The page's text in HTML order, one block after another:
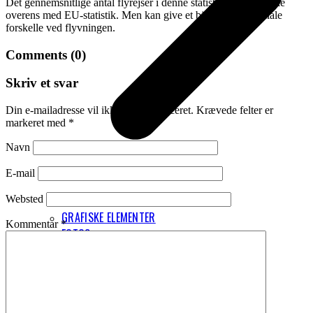
GRAFISKE ELEMENTER
FOTOS
overens med EU-statistik. Men kan give et billede af de sociale
forskelle ved flyvningen.
Comments (0)
Skriv et svar
Din e-mailadresse vil ikke blive publiceret. Krævede felter er
markeret med *
Navn
E-mail
Websted
Kommentar *